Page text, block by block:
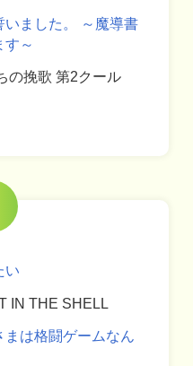
ました。 ～魔導書
す～
の挽歌 第2クール
い
IN THE SHELL
は格闘ゲームなん